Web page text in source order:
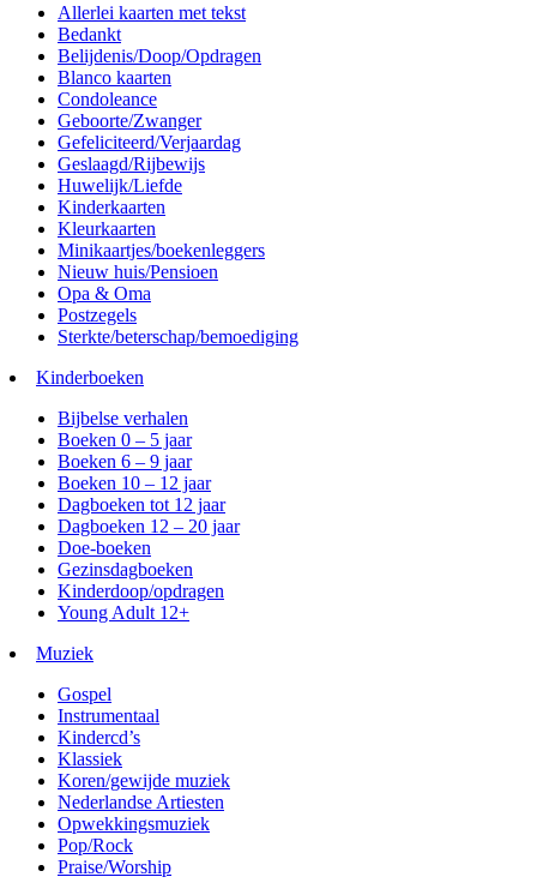
Allerlei kaarten met tekst
Bedankt
Belijdenis/Doop/Opdragen
Blanco kaarten
Condoleance
Geboorte/Zwanger
Gefeliciteerd/Verjaardag
Geslaagd/Rijbewijs
Huwelijk/Liefde
Kinderkaarten
Kleurkaarten
Minikaartjes/boekenleggers
Nieuw huis/Pensioen
Opa & Oma
Postzegels
Sterkte/beterschap/bemoediging
Kinderboeken
Bijbelse verhalen
Boeken 0 – 5 jaar
Boeken 6 – 9 jaar
Boeken 10 – 12 jaar
Dagboeken tot 12 jaar
Dagboeken 12 – 20 jaar
Doe-boeken
Gezinsdagboeken
Kinderdoop/opdragen
Young Adult 12+
Muziek
Gospel
Instrumentaal
Kindercd’s
Klassiek
Koren/gewijde muziek
Nederlandse Artiesten
Opwekkingsmuziek
Pop/Rock
Praise/Worship